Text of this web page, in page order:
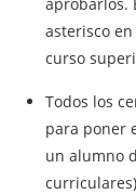
asterisco
curso
Todos los
para poner
un alumno